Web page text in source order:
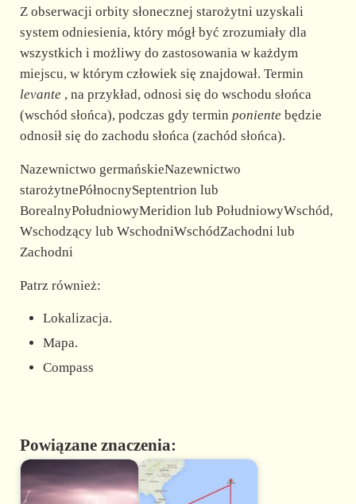
Z obserwacji orbity słonecznej starożytni uzyskali
system odniesienia, który mógł być zrozumiały dla
wszystkich i możliwy do zastosowania w każdym
miejscu, w którym człowiek się znajdował. Termin
levante , na przykład, odnosi się do wschodu słońca
(wschód słońca), podczas gdy termin poniente będzie
odnosił się do zachodu słońca (zachód słońca).
Nazewnictwo germańskieNazewnictwo
starożytnePółnocnySeptentrion lub
BorealnyPołudniowyMeridion lub PołudniowyWschód,
Wschodzący lub WschodniWschódZachodni lub
Zachodni
Patrz również:
Lokalizacja.
Mapa.
Compass
Powiązane znaczenia: